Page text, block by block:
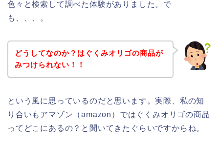
色々と検索して調べた体験がありました。で
も、、、。
どうしてなのか？はぐくみオリゴの商品が
みつけられない！！
という風に思っているのだと思います。実際、私の知
り合いもアマゾン（amazon）ではぐくみオリゴの商品
ってどこにあるの？と聞いてきたぐらいですからね。